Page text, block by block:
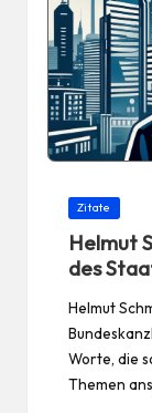
Posted
Zitate
Helmut
des
Helmut
Worte, die
Themen